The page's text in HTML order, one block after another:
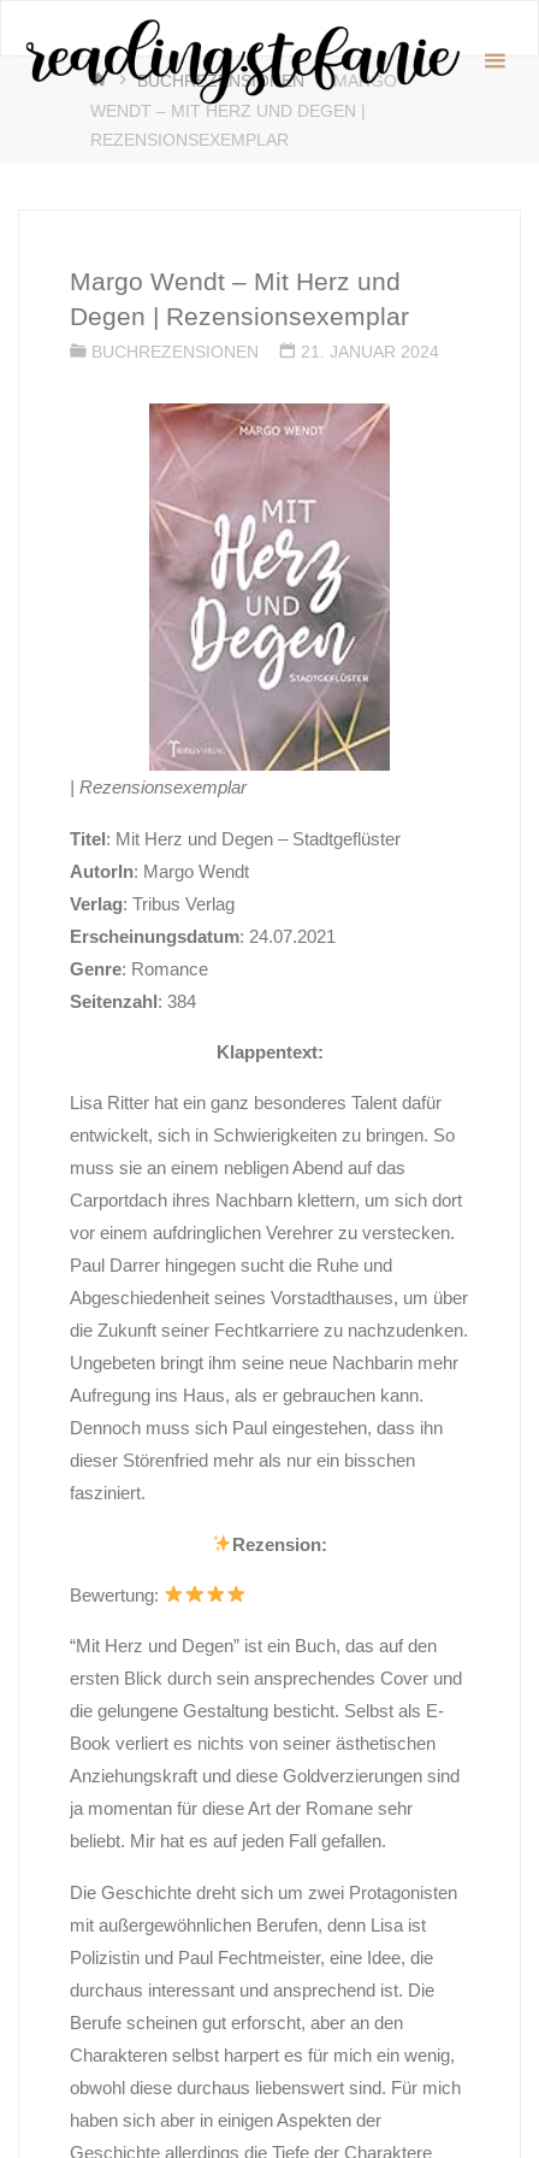
Inhalt
springen
♥️
STARTBUCHREZENSIONEN
MARGO
WENDT – MIT HERZ UND DEGEN |
REZENSIONSEXEMPLAR
Margo Wendt – Mit Herz und
Degen | Rezensionsexemplar
BUCHREZENSIONEN 21. JANUAR 2024
| Rezensionsexemplar
Titel: Mit Herz und Degen – Stadtgeflüster
AutorIn: Margo Wendt
Verlag: Tribus Verlag
Erscheinungsdatum: 24.07.2021
Genre: Romance
Seitenzahl: 384
Klappentext:
Lisa Ritter hat ein ganz besonderes Talent dafür
entwickelt, sich in Schwierigkeiten zu bringen. So
muss sie an einem nebligen Abend auf das
Carportdach ihres Nachbarn klettern, um sich dort
vor einem aufdringlichen Verehrer zu verstecken.
Paul Darrer hingegen sucht die Ruhe und
Abgeschiedenheit seines Vorstadthauses, um über
die Zukunft seiner Fechtkarriere zu nachzudenken.
Ungebeten bringt ihm seine neue Nachbarin mehr
Aufregung ins Haus, als er gebrauchen kann.
Dennoch muss sich Paul eingestehen, dass ihn
dieser Störenfried mehr als nur ein bisschen
fasziniert.
Rezension:
Bewertung:
“Mit Herz und Degen” ist ein Buch, das auf den
ersten Blick durch sein ansprechendes Cover und
die gelungene Gestaltung besticht. Selbst als E-
Book verliert es nichts von seiner ästhetischen
Anziehungskraft und diese Goldverzierungen sind
ja momentan für diese Art der Romane sehr
beliebt. Mir hat es auf jeden Fall gefallen.
Die Geschichte dreht sich um zwei Protagonisten
mit außergewöhnlichen Berufen, denn Lisa ist
Polizistin und Paul Fechtmeister, eine Idee, die
durchaus interessant und ansprechend ist. Die
Berufe scheinen gut erforscht, aber an den
Charakteren selbst harpert es für mich ein wenig,
obwohl diese durchaus liebenswert sind. Für mich
haben sich aber in einigen Aspekten der
Geschichte allerdings die Tiefe der Charaktere